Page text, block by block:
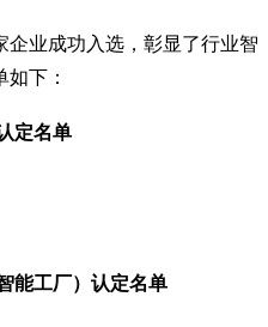
业成功入选，彰显了行业智
下：
定名单
能工厂）认定名单